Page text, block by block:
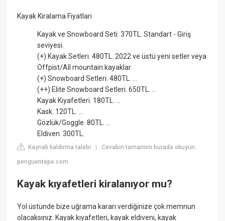
Kayak Kiralama Fiyatları
Kayak ve Snowboard Seti. 370TL. Standart - Giriş
seviyesi.
(+) Kayak Setleri. 480TL. 2022 ve üstü yeni setler veya
Offpist/All mountain kayaklar.
(+) Snowboard Setleri. 480TL. ...
(++) Elite Snowboard Setleri. 650TL. ...
Kayak Kıyafetleri. 180TL. ...
Kask. 120TL. ...
Gözlük/Goggle. 80TL. ...
Eldiven. 300TL.
Kaynak kaldırma talebi |Cevabın tamamını burada okuyun:
penguentepe.com
Kayak kıyafetleri kiralanıyor mu?
Yol üstünde bize uğrama kararı verdiğinize çok memnun
olacaksınız. Kayak kıyafetleri, kayak eldiveni, kayak